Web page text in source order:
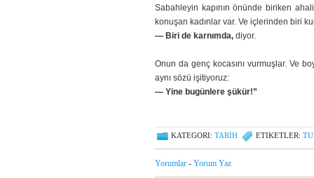
Sabahleyin kapının önünde biriken
konuşan kadınlar var. Ve içlerinden biri
— Biri de karnımda, diyor.
Onun da genç kocasını vurmuşlar. Ve
aynı sözü işitiyoruz:
— Yine bugünlere şükür!”
KATEGORI: TARIH ETIKETLER:
Yorumlar - Yorum Yaz